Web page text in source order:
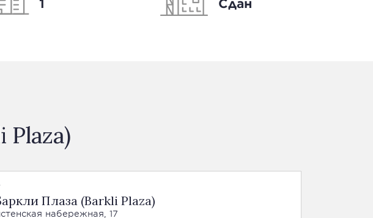
1 Сдан
Плаза (Barkli Plaza)
набережная, 17